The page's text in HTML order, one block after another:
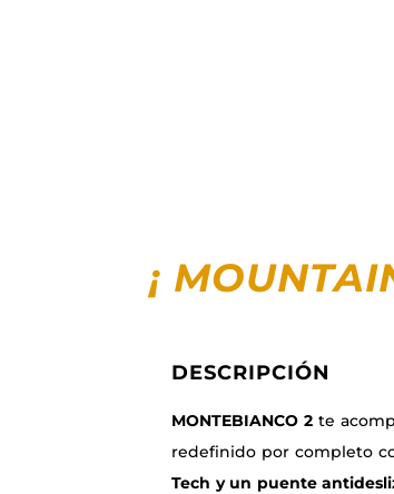
¡
DESCRIPCIÓN
MONTEBIANCO 2 te
redefinido por completo
Tech y un puente